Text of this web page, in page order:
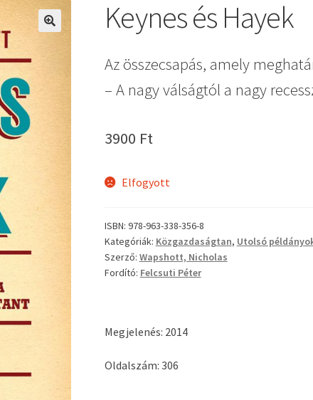
Keynes és Hayek
Az összecsapás, amely
– A nagy válságtól a nagy
3900 Ft
Elfogyott
ISBN: 978-963-338-356-8
Kategóriák: Közgazdaságtan, Utolsó
Szerző: Wapshott, Nicholas
Fordító: Felcsuti Péter
Megjelenés: 2014
Oldalszám: 306